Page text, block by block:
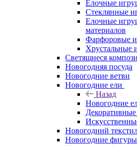
Елочные
Стеклянные
Елочные
материалов
Фарфоровые
Хрустальные
Светящиеся
Новогодняя посуда
Новогодние ветви
Новогодние ели
Назад
Новогодние
Декоративные
Новогодний
Новогодние фигуры